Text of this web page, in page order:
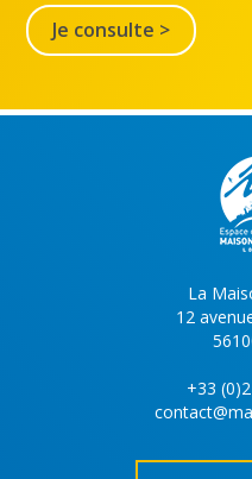
Je consulte >
La
12
+33